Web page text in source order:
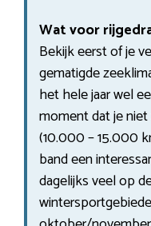
Wat voor
Bekijk eerst of je
gematigde
het hele jaar wel
moment dat je
(10.000 – 15.000
band een
dagelijks veel op